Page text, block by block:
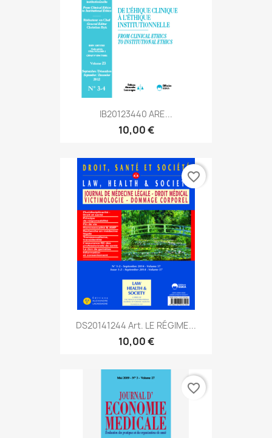
IB20123440 ARE...
10,00 €
DS20141244 Art. LE RÉGIME...
10,00 €
favorite_border
favorite_border